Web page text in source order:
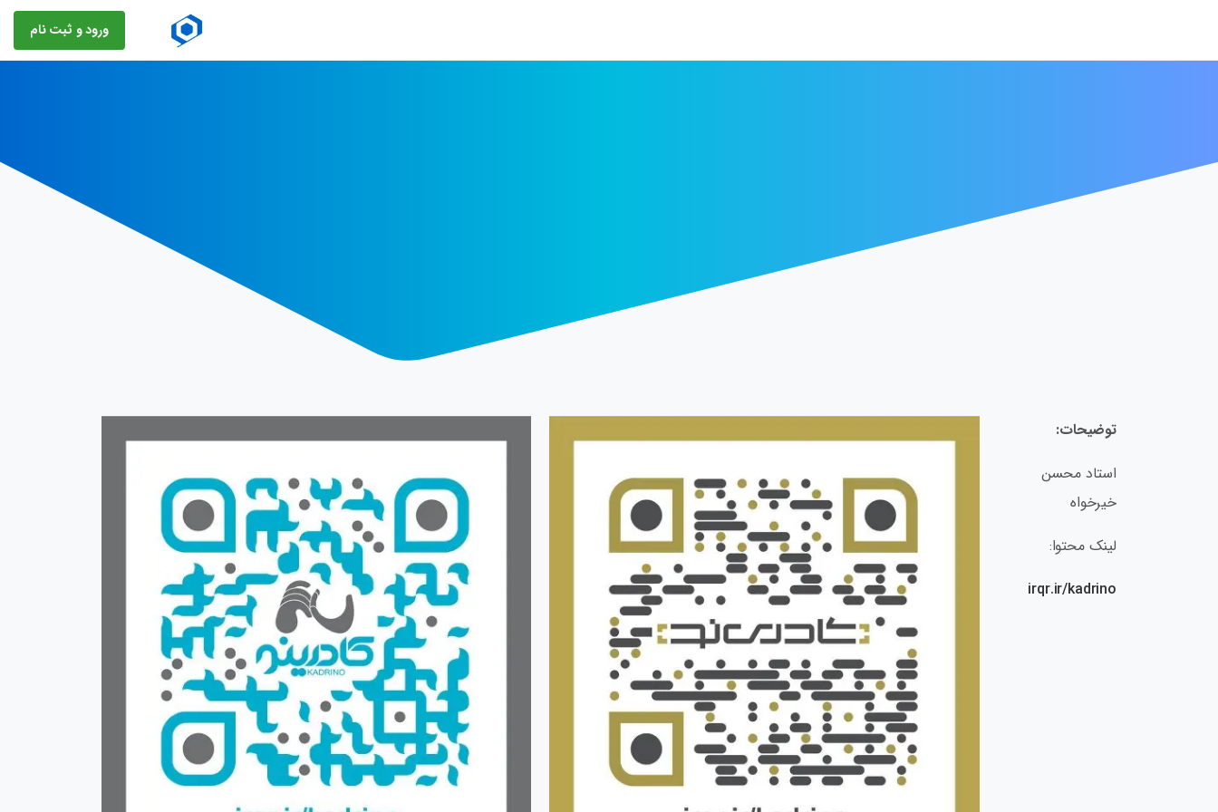
ورود و ثبت نام
توضیحات:
استاد محسن
خیرخواه
لینک محتوا:
irqr.ir/kadrino